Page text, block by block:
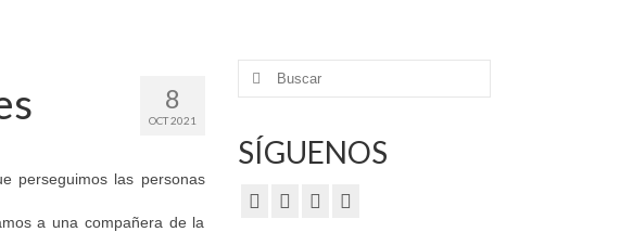
8
OCT 2021
perseguimos las personas
a una compañera de la
Buscar
SÍGUENOS